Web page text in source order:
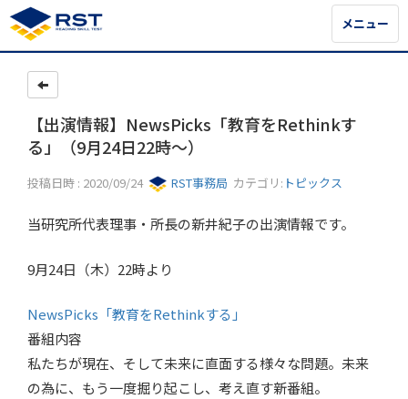
メニュー
メニュー
【出演情報】NewsPicks「教育をRethinkす
る」（9月24日22時～）
投稿日時 : 2020/09/24 RST事務局 カテゴリ: トピックス
当研究所代表理事・所長の新井紀子の出演情報です。
9月24日（木）22時より
NewsPicks「教育をRethinkする」
番組内容
私たちが現在、そして未来に直面する様々な問題。未来
の為に、もう一度掘り起こし、考え直す新番組。